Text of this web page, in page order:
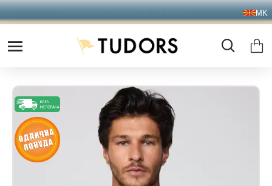
БЕСПЛАТНА ДОСТАВА НАД 2500 ДЕНАРИ ! MK